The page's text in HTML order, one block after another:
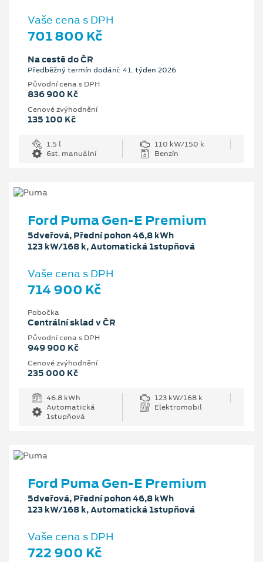
Vaše cena s DPH
701 800 Kč
Na cestě do ČR
Předběžný termín dodání: 41. týden 2026
Původní cena s DPH
836 900 Kč
Cenové zvýhodnění
135 100 Kč
1.5 l
110 kW/150 k
6st. manuální
Benzín
Ford Puma Gen-E Premium
5dveřová, Přední pohon 46,8 kWh
123 kW/168 k, Automatická 1stupňová
Vaše cena s DPH
714 900 Kč
Pobočka
Centrální sklad v ČR
Původní cena s DPH
949 900 Kč
Cenové zvýhodnění
235 000 Kč
46.8 kWh
123 kW/168 k
Automatická
1stupňová
Elektromobil
Ford Puma Gen-E Premium
5dveřová, Přední pohon 46,8 kWh
123 kW/168 k, Automatická 1stupňová
Vaše cena s DPH
722 900 Kč